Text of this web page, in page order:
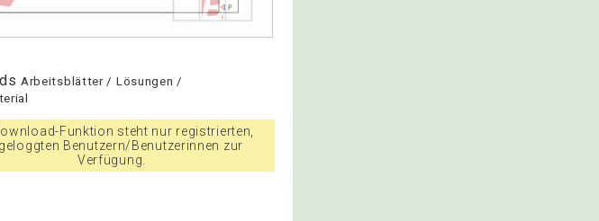
Arbeitsblätter / Lösungen /
Funktion steht nur registrierten,
Benutzern/Benutzerinnen zur
Verfügung.